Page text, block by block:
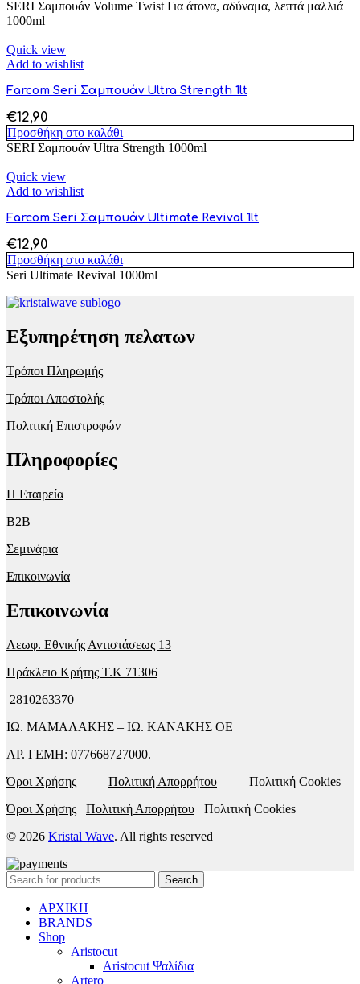
SERI Σαμπουάν Volume Twist Για άτονα, αδύναμα, λεπτά μαλλιά
1000ml
Quick view
Add to wishlist
Farcom Seri Σαμπουάν Ultra Strength 1lt
€12,90
Προσθήκη στο καλάθι
SERI Σαμπουάν Ultra Strength 1000ml
Quick view
Add to wishlist
Farcom Seri Σαμπουάν Ultimate Revival 1lt
€12,90
Προσθήκη στο καλάθι
Seri Ultimate Revival 1000ml
Εξυπηρέτηση πελατων
Τρόποι Πληρωμής
Τρόποι Αποστολής
Πολιτική Επιστροφών
Πληροφορίες
Η Εταιρεία
B2B
Σεμινάρια
Επικοινωνία
Επικοινωνία
Λεωφ. Εθνικής Αντιστάσεως 13
Ηράκλειο Κρήτης T.K 71306
2810263370
ΙΩ. ΜΑΜΑΛΑΚΗΣ – ΙΩ. ΚΑΝΑΚΗΣ ΟΕ
ΑΡ. ΓΕΜΗ: 077668727000.
Όροι Χρήσης
Πολιτική Απορρήτου Πολιτική Cookies
Όροι Χρήσης
Πολιτική Απορρήτου Πολιτική Cookies
© 2026 Kristal Wave. All rights reserved
Search
ΑΡΧΙΚΗ
BRANDS
Shop
Aristocut
Aristocut Ψαλίδια
Artero